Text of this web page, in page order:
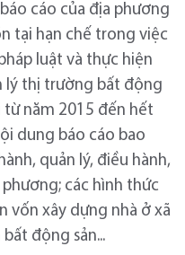
cáo của địa phương
tại hạn chế trong việc
luật và thực hiện
lý thị trường bất động
từ năm 2015 đến hết
dung báo cáo bao
quản lý, điều hành,
các hình thức
vốn xây dựng nhà ở xã
động sản...